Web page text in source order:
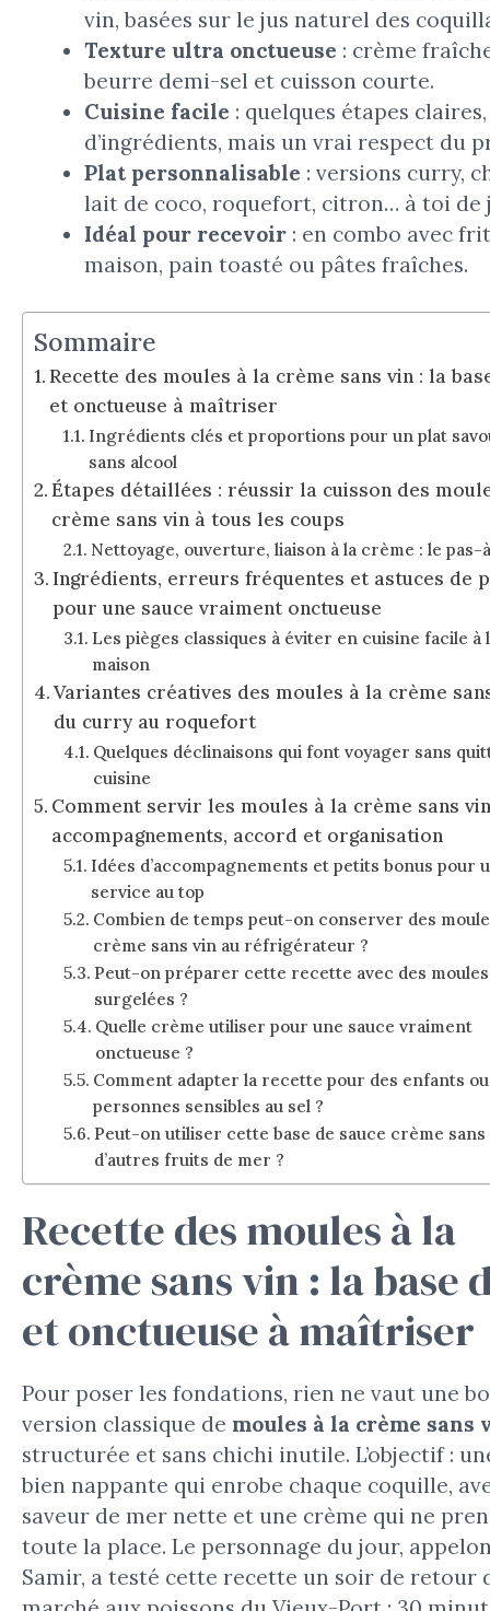
vin, basées sur le jus naturel des
Texture ultra onctueuse : crème
beurre demi-sel et cuisson courte.
Cuisine facile : quelques étapes
d’ingrédients, mais un vrai respect du
Plat personnalisable : versions curry,
lait de coco, roquefort, citron… à toi de
Idéal pour recevoir : en combo avec
maison, pain toasté ou pâtes fraîches.
Sommaire
Recette des moules à la crème sans vin : la
et onctueuse à maîtriser
Ingrédients clés et proportions pour un plat
sans alcool
Étapes détaillées : réussir la cuisson des
crème sans vin à tous les coups
Nettoyage, ouverture, liaison à la crème : le pas-
Ingrédients, erreurs fréquentes et astuces de
pour une sauce vraiment onctueuse
Les pièges classiques à éviter en cuisine facile à
maison
Variantes créatives des moules à la crème
du curry au roquefort
Quelques déclinaisons qui font voyager sans
cuisine
Comment servir les moules à la crème sans
accompagnements, accord et organisation
Idées d’accompagnements et petits bonus pour
service au top
Combien de temps peut-on conserver des
crème sans vin au réfrigérateur ?
Peut-on préparer cette recette avec des moules
surgelées ?
Quelle crème utiliser pour une sauce vraiment
onctueuse ?
Comment adapter la recette pour des enfants
personnes sensibles au sel ?
Peut-on utiliser cette base de sauce crème sans
d’autres fruits de mer ?
Recette des moules à la
crème sans vin : la base
et onctueuse à maîtriser
Pour poser les fondations, rien ne vaut une
version classique de moules à la crème sans
structurée et sans chichi inutile. L’objectif :
bien nappante qui enrobe chaque coquille,
saveur de mer nette et une crème qui ne
toute la place. Le personnage du jour,
Samir, a testé cette recette un soir de retour